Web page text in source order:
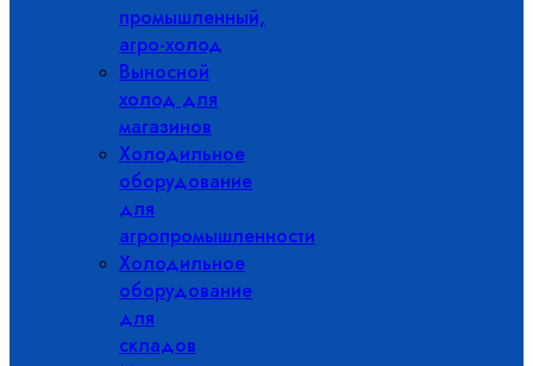
промышленный,
агро-холод
Выносной
холод для
магазинов
Холодильное
оборудование
для
агропромышленности
Холодильное
оборудование
для
складов